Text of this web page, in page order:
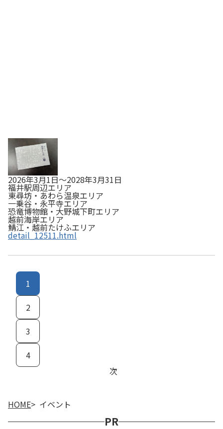
HOME イベント
2026年3月1日～2028年3月31日
福井駅周辺エリア
東尋坊・あわら温泉エリア
一乗谷・永平寺エリア
恐竜博物館・大野城下町エリア
越前海岸エリア
鯖江・越前たけふエリア
detail_12511.html
1
2
3
4
次
PR